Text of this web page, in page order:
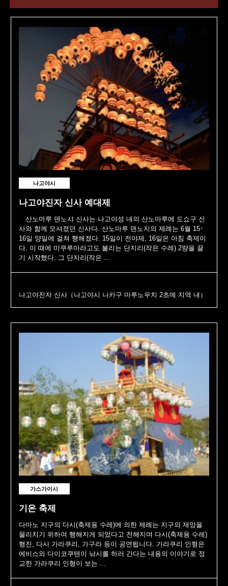
나고야시
나고야진자 신사 예대제
산노마루 덴노샤 신사는 나고야성 내의 산노마루에 도쇼구 신
사와 함께 모셔졌던 신사다. 산노마루 덴노지의 제례는 6월 15･
16일 양일에 걸쳐 행해졌다. 15일이 전야제, 16일은 아침 축제이
다. 이 때에 미쿠루마라고도 불리는 단지리(작은 수레) 2량을 끌
기 시작했다. 그 단지리(작은 ...
나고야진자 신사（나고야시 나카구 마루노우치 2초메 지역 내）
가스가이시
기온 축제
다마노 지구의 다시(축제용 수레)에 의한 제례는 지구의 재앙을
물리치기 위하여 행해지게 되었다고 전해지며 다시(축제용 수레)
행진, 다시 가라쿠리, 가구라 등이 공연됩니다. 가라쿠리 인형은
에비스와 다이코쿠텐이 낚시를 하러 간다는 내용의 이야기로 정
교한 가라쿠리 인형이 보는 ...